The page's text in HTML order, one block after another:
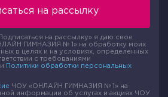
на рассылку
на рассылку» я даю свое
ГИМНАЗИЯ № 1» на обработку моих
в целях и на условиях, определенных
с требованиями
Политики обработки персональных
ЧОУ «ОНЛАЙН ГИМНАЗИЯ № 1» на
информации об услугах и акциях ЧОУ